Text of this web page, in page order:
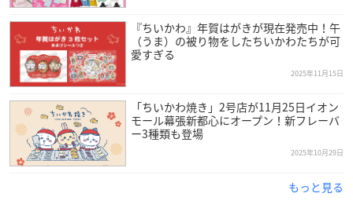
『ちいかわ』年賀はがきが現在発売中！午
（うま）の被り物をしたちいかわたちが可
愛すぎる
2025年11月15日
「ちいかわ焼き」2号店が11月25日イオン
モール幕張新都心にオープン！新フレーバ
ー3種類も登場
2025年10月29日
もっと見る